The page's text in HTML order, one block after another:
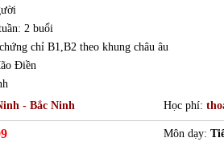
2 buổi
chỉ B1,B2 theo khung châu âu
Điền
- Bắc Ninh Học phí:
Môn dạy: